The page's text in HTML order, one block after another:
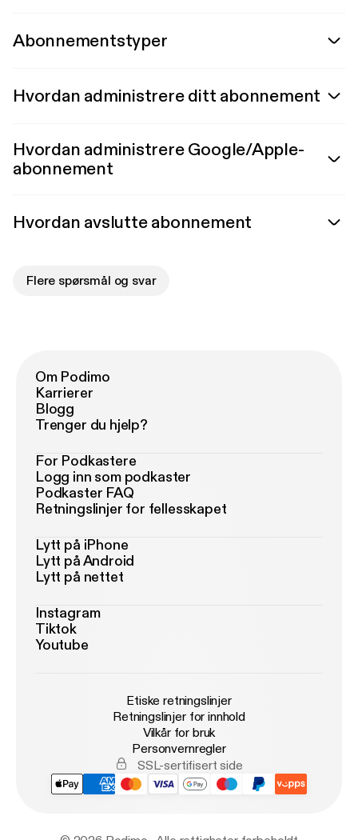
Abonnementstyper
Hvordan administrere ditt abonnement
Hvordan administrere Google/Apple-
abonnement
Hvordan avslutte abonnement
Flere spørsmål og svar
Om Podimo
Karrierer
Blogg
Trenger du hjelp?
For Podkastere
Logg inn som podkaster
Podkaster FAQ
Retningslinjer for fellesskapet
Lytt på iPhone
Lytt på Android
Lytt på nettet
Instagram
Tiktok
Youtube
Etiske retningslinjer
Retningslinjer for innhold
Vilkår for bruk
Personvernregler
SSL-sertifisert side